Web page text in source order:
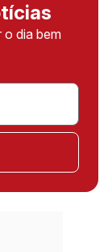
o dia bem